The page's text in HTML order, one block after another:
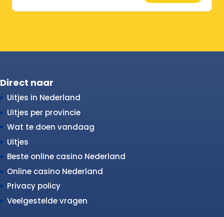
Direct naar
Uitjes in Nederland
Uitjes per provincie
Wat te doen vandaag
Uitjes
Beste online casino Nederland
Online casino Nederland
Privacy policy
Veelgestelde vragen